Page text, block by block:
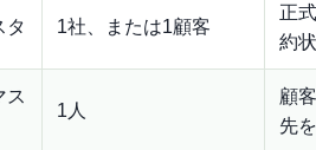
タ 1社、または1顧客
正
約
ス
1人
顧
先